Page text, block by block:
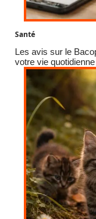
Santé
Les avis sur le
votre vie quotidienne